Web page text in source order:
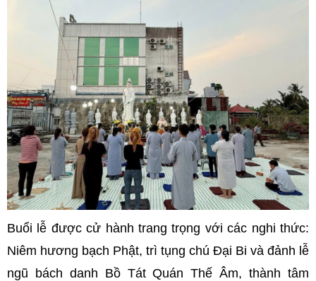
Buổi lễ được cử hành trang trọng với các nghi thức:
Niêm hương bạch Phật, trì tụng chú Đại Bi và đảnh lễ
ngũ bách danh Bồ Tát Quán Thế Âm, thành tâm